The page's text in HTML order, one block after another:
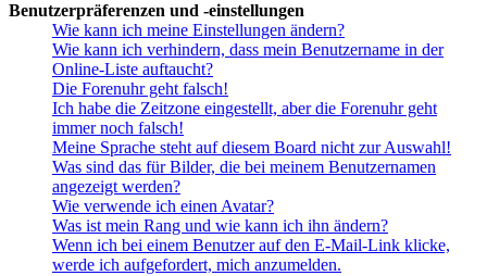
Benutzerpräferenzen und -einstellungen
Wie kann ich meine Einstellungen ändern?
Wie kann ich verhindern, dass mein Benutzername in der
Online-Liste auftaucht?
Die Forenuhr geht falsch!
Ich habe die Zeitzone eingestellt, aber die Forenuhr geht
immer noch falsch!
Meine Sprache steht auf diesem Board nicht zur Auswahl!
Was sind das für Bilder, die bei meinem Benutzernamen
angezeigt werden?
Wie verwende ich einen Avatar?
Was ist mein Rang und wie kann ich ihn ändern?
Wenn ich bei einem Benutzer auf den E-Mail-Link klicke,
werde ich aufgefordert, mich anzumelden.